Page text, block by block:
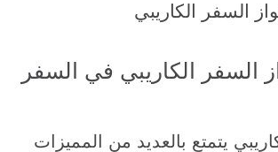
السفر الكاريبي
السفر الكاريبي في السفر
يتمتع بالعديد من المميزات